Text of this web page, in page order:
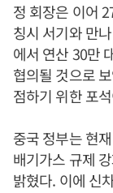
정 회장은 이어
칭시 서기와 만
에서 연산 30만
협의될 것으로
점하기 위한 포
중국 정부는 현
배기가스 규제
밝혔다. 이에 신